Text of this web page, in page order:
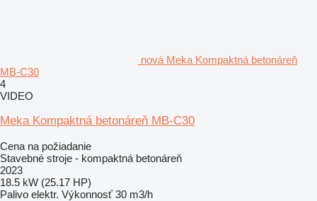
nová Meka Kompaktná betonáreň
MB-C30
4
VIDEO
Meka Kompaktná betonáreň MB-C30
Cena na požiadanie
Stavebné stroje - kompaktná betonáreň
2023
18.5 kW (25.17 HP)
Palivo elektr. Výkonnosť 30 m3/h